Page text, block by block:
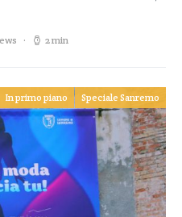
2 min
In primo piano Speciale Sanremo